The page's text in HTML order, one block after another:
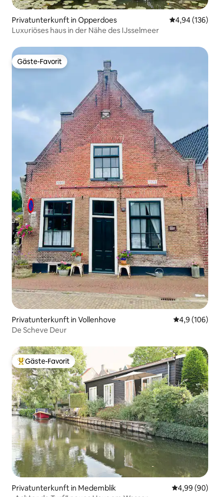
Privatunterkunft in Opperdoes
4,94 (136)
Luxuriöses haus in der Nähe des IJsselmeer
Gäste-Favorit
Gäste-Favorit
Privatunterkunft in Vollenhove
4,9 (106)
De Scheve Deur
Beliebter Gäste-Favorit.
Gäste-Favorit
Privatunterkunft in Medemblik
4,99 (90)